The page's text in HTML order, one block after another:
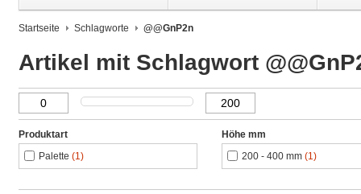
Startseite Schlagworte @@GnP2n
Artikel mit Schlagwort
Produktart
Palette (1)
Höhe mm
200 - 400 mm (1)